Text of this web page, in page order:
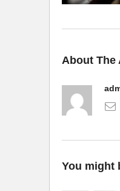
About The
You might